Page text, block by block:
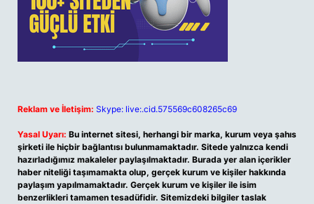
Reklam ve İletişim: Skype: live:.cid.575569c608265c69
Yasal Uyarı: Bu internet sitesi, herhangi bir marka, kurum veya şahıs
şirketi ile hiçbir bağlantısı bulunmamaktadır. Sitede yalnızca kendi
hazırladığımız makaleler paylaşılmaktadır. Burada yer alan içerikler
haber niteliği taşımamakta olup, gerçek kurum ve kişiler hakkında
paylaşım yapılmamaktadır. Gerçek kurum ve kişiler ile isim
benzerlikleri tamamen tesadüfidir. Sitemizdeki bilgiler taslak